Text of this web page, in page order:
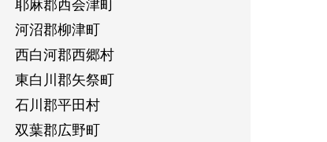
河沼郡柳津町
西白河郡西郷村
東白川郡矢祭町
石川郡平田村
双葉郡広野町